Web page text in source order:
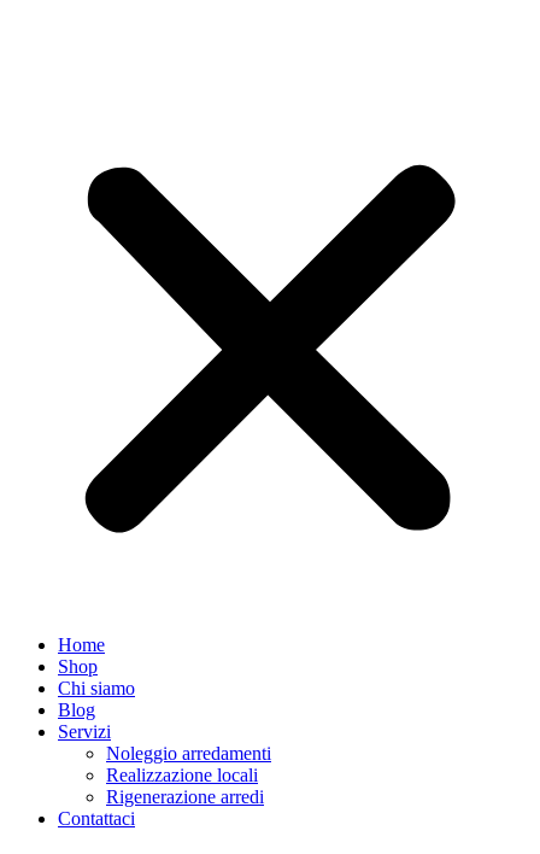
Home
Shop
Chi siamo
Blog
Servizi
Noleggio arredamenti
Realizzazione locali
Rigenerazione arredi
Contattaci